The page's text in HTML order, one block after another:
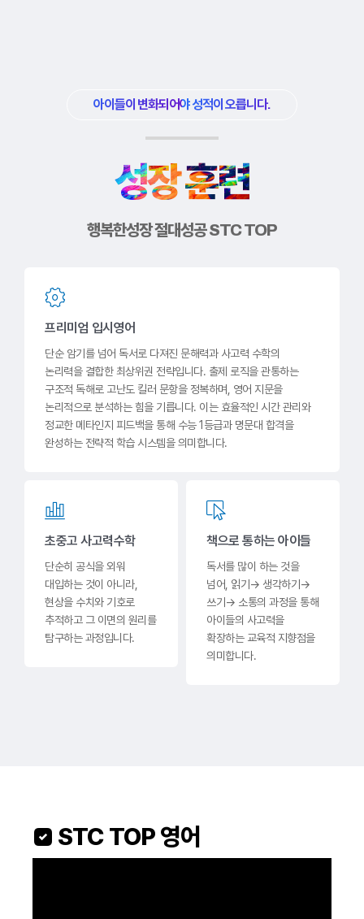
아이들이 변화되어야 성적이 오릅니다.
성장 훈련
행복한성장 절대성공 STC TOP
프리미엄 입시영어
단순 암기를 넘어 독서로 다져진 문해력과 사고력 수학의
논리력을 결합한 최상위권 전략입니다. 출제 로직을 관통하는
구조적 독해로 고난도 킬러 문항을 정복하며, 영어 지문을
논리적으로 분석하는 힘을 기릅니다. 이는 효율적인 시간 관리와
정교한 메타인지 피드백을 통해 수능 1등급과 명문대 합격을
완성하는 전략적 학습 시스템을 의미합니다.
초중고 사고력수학
단순히 공식을 외워
대입하는 것이 아니라,
현상을 수치와 기호로
추적하고 그 이면의 원리를
탐구하는 과정입니다.
책으로 통하는 아이들
독서를 많이 하는 것을
넘어, 읽기→ 생각하기→
쓰기→ 소통의 과정을 통해
아이들의 사고력을
확장하는 교육적 지향점을
의미합니다.
 STC TOP 영어